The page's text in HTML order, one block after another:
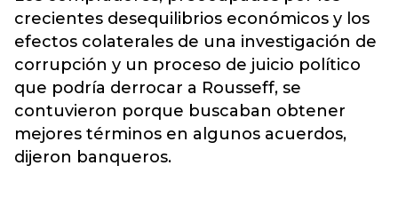
crecientes desequilibrios económicos y los
efectos colaterales de una investigación de
corrupción y un proceso de juicio político
que podría derrocar a Rousseff, se
contuvieron porque buscaban obtener
mejores términos en algunos acuerdos,
dijeron banqueros.